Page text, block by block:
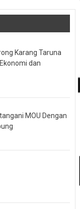
Karang Taruna
dan
MOU Dengan